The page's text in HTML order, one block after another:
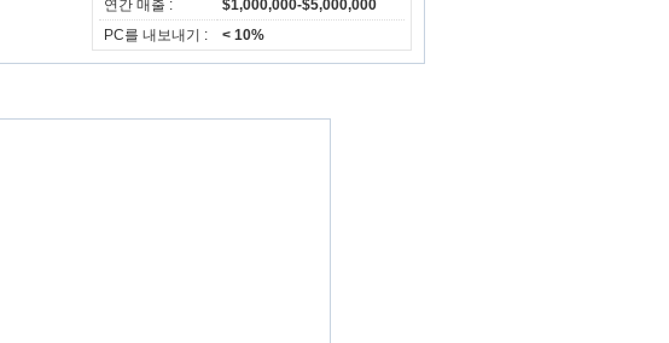
연간 매출 :
$1,000,000-$5,000,000
PC를 내보내기 :
< 10%